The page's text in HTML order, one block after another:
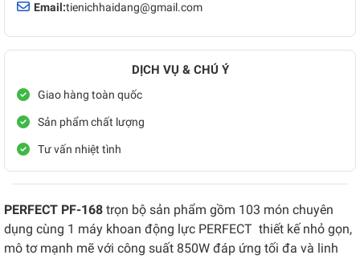
Email:tienichhaidang@gmail.com
DỊCH VỤ & CHÚ Ý
Giao hàng toàn quốc
Sản phẩm chất lượng
Tư vấn nhiệt tình
PERFECT PF-168 trọn bộ sản phẩm gồm 103 món chuyên
dụng cùng 1 máy khoan động lực PERFECT thiết kế nhỏ gọn,
mô tơ mạnh mẽ với công suất 850W đáp ứng tối đa và linh